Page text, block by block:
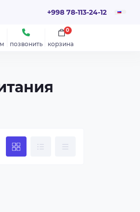
+998 78-113-24-12
позвонить корзина
0